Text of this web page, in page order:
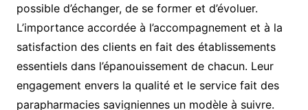
possible d’échanger, de se former et d’évoluer.
L’importance accordée à l’accompagnement et à la
satisfaction des clients en fait des établissements
essentiels dans l’épanouissement de chacun. Leur
engagement envers la qualité et le service fait des
parapharmacies savigniennes un modèle à suivre.